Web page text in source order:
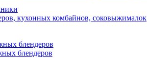
кухонных комбайнов, соковыжималок
блендеров
блендеров